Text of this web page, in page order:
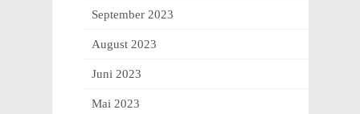
September 2023
August 2023
Juni 2023
Mai 2023